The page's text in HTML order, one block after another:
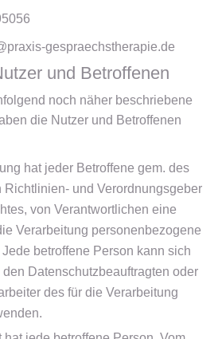
gespraechstherapie.de
und Betroffenen
noch näher beschriebene
die Nutzer und Betroffenen
hat jeder Betroffene gem. des
Richtlinien- und Verordnungsgeber
von Verantwortlichen eine
Verarbeitung personenbezogene
betroffene Person kann sich
Datenschutzbeauftragten oder
des für die Verarbeitung